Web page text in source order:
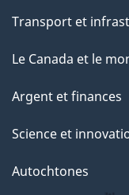
Transport et
Le Canada et le
Argent et finances
Science et
Autochtones